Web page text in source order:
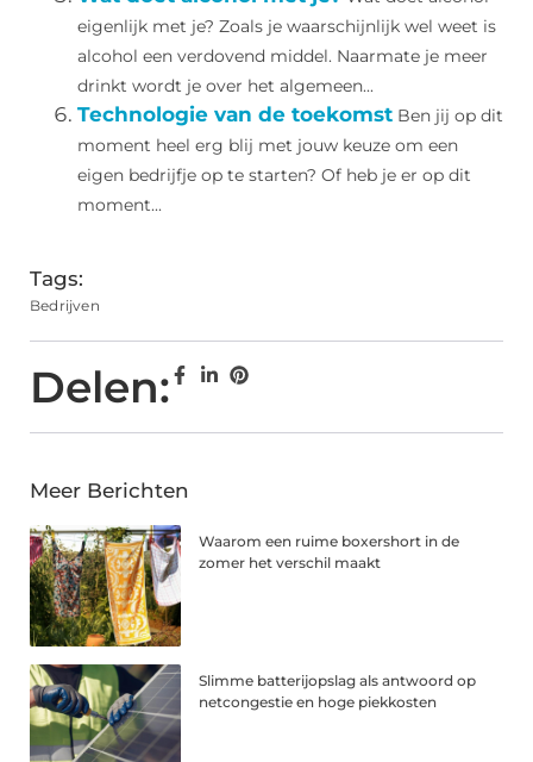
eigenlijk met je? Zoals je waarschijnlijk wel weet is
alcohol een verdovend middel. Naarmate je meer
drinkt wordt je over het algemeen...
Technologie van de toekomst Ben jij op dit
moment heel erg blij met jouw keuze om een
eigen bedrijfje op te starten? Of heb je er op dit
moment...
Tags:
Bedrijven
Delen:
Meer Berichten
Waarom een ruime boxershort in de
zomer het verschil maakt
Slimme batterijopslag als antwoord op
netcongestie en hoge piekkosten